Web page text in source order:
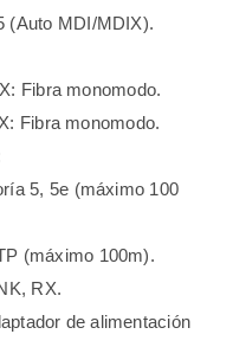
(Auto MDI/MDIX).
Fibra monomodo.
Fibra monomodo.
5, 5e (máximo 100
(máximo 100m).
RX.
de alimentación